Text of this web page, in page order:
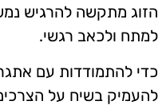
הזוג מתקשה להרגיש
למתח ולכאב רגשי.
כדי להתמודדות עם
להעמיק בשיח על